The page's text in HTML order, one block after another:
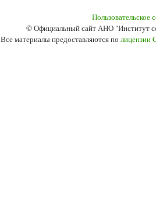
Пользовательское
© Официальный сайт АНО "Институт
Все материалы предоставляются по лицензии